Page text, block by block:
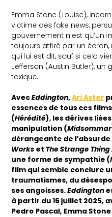
Emma Stone (Louise),
victime des fake news,
gouvernement n’est qu’un
toujours attiré par un
qui lui est dit, sauf si cela
Jefferson (Austin Butler),
toxique.
AvecEddington,Ari Aster
essences de tous ces
(Hérédité), les dérives
manipulation (Midsommar
dérangeante de
Works et The Strange
une forme de sympathie (
film qui semble conclure
traumatismes, du
ses angoisses.Eddington
à partir du 16 juillet 2025,
Pedro Pascal, Emma